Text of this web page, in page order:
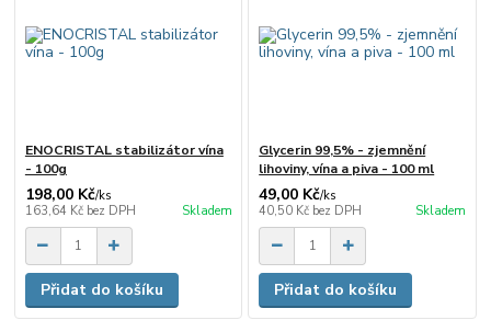
ENOCRISTAL stabilizátor vína
- 100g
198,00 Kč/ks
163,64 Kč bez DPH Skladem
Přidat do košíku
Glycerin 99,5% - zjemnění
lihoviny, vína a piva - 100 ml
49,00 Kč/ks
40,50 Kč bez DPH Skladem
Přidat do košíku